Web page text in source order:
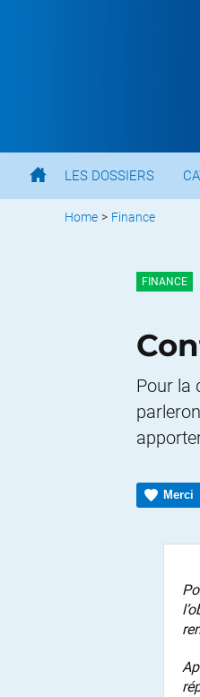
LES DOSSIERS
Home > Finance
FINANCE
Pour la
Merci